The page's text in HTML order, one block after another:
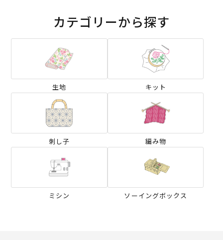
カテゴリーから探す
生地 キット
刺し子 編み物
ミシン ソーイングボックス